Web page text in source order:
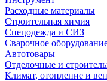
Расходные материалы
Строительная химия
Спецодежда и СИЗ
Сварочное
Автотовары
Отделочные и
Климат, отопление и